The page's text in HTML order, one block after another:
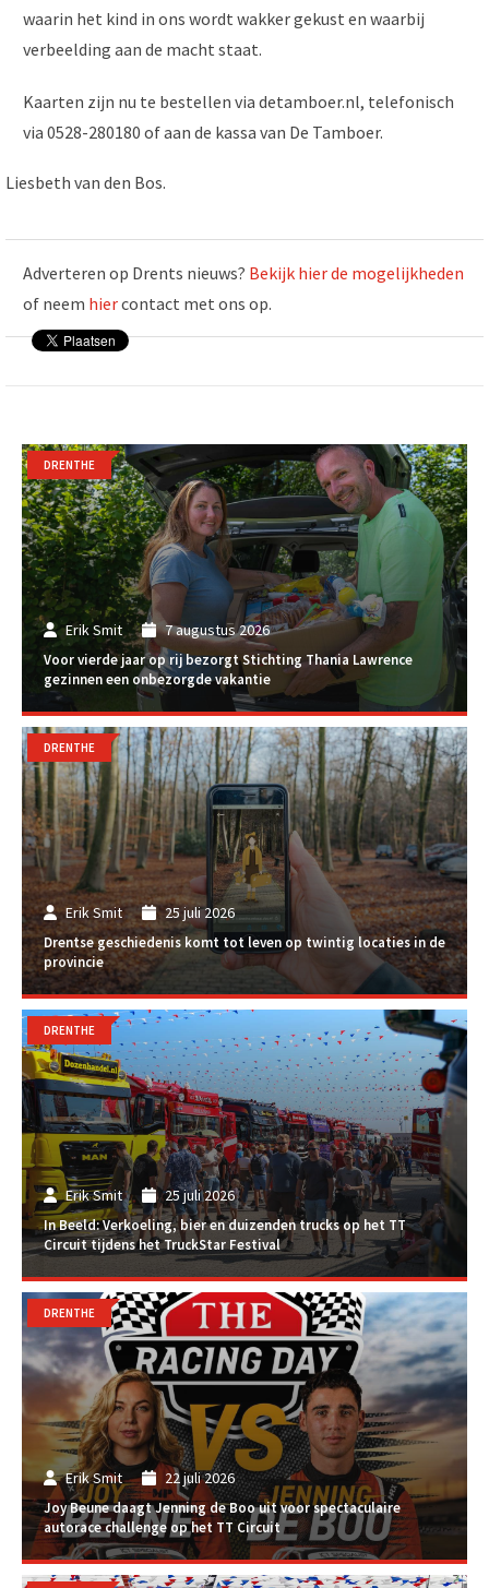
waarin het kind in ons wordt wakker gekust en waarbij
verbeelding aan de macht staat.
Kaarten zijn nu te bestellen via detamboer.nl, telefonisch
via 0528-280180 of aan de kassa van De Tamboer.
Liesbeth van den Bos.
Adverteren op Drents nieuws? Bekijk hier de mogelijkheden
of neem hiercontact met ons op.
Erik Smit 7 augustus 2026
Voor vierde jaar op rij bezorgt Stichting Thania Lawrence
gezinnen een onbezorgde vakantie
DRENTHE
Erik Smit 25 juli 2026
Drentse geschiedenis komt tot leven op twintig locaties in de
provincie
DRENTHE
Erik Smit 25 juli 2026
In Beeld: Verkoeling, bier en duizenden trucks op het TT
Circuit tijdens het TruckStar Festival
DRENTHE
Erik Smit 22 juli 2026
Joy Beune daagt Jenning de Boo uit voor spectaculaire
autorace challenge op het TT Circuit
DRENTHE